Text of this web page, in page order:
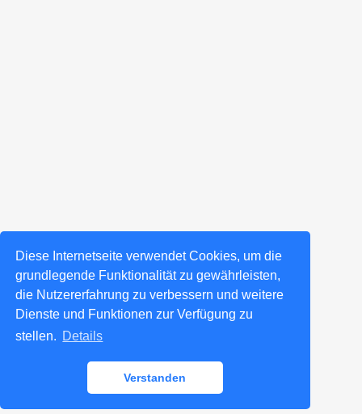
Diese Internetseite verwendet Cookies, um die
grundlegende Funktionalität zu gewährleisten,
die Nutzererfahrung zu verbessern und weitere
Dienste und Funktionen zur Verfügung zu
stellen. Details
Verstanden